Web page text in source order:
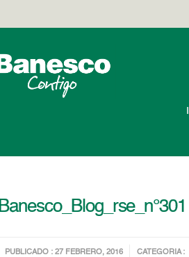
Banesco_Blog_rse_n°301
PUBLICADO : 27 FEBRERO, 2016 CATEGORIA :